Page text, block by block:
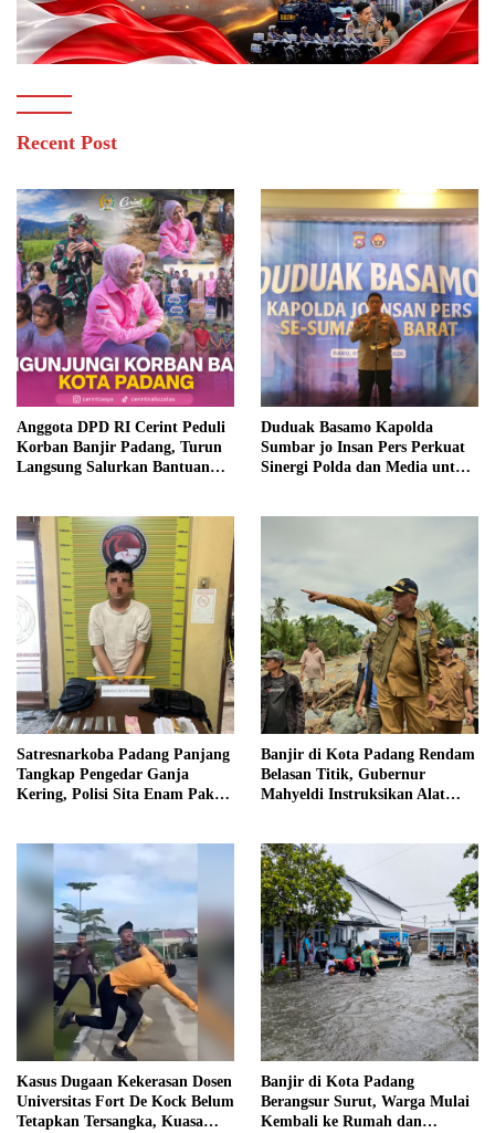
Recent Post
Anggota DPD RI Cerint Peduli
Korban Banjir Padang, Turun
Langsung Salurkan Bantuan
Duduak Basamo Kapolda
Sumbar jo Insan Pers Perkuat
Sinergi Polda dan Media untuk
Satresnarkoba Padang Panjang
Tangkap Pengedar Ganja
Kering, Polisi Sita Enam Paket
Banjir di Kota Padang Rendam
Belasan Titik, Gubernur
Mahyeldi Instruksikan Alat
Kasus Dugaan Kekerasan Dosen
Universitas Fort De Kock Belum
Tetapkan Tersangka, Kuasa
Banjir di Kota Padang
Berangsur Surut, Warga Mulai
Kembali ke Rumah dan